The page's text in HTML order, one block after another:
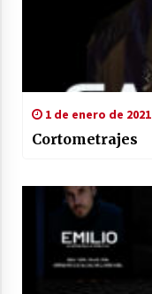
1 de enero de 2021
Cortometrajes